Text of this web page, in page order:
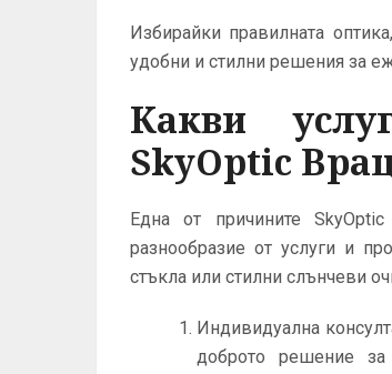
Избирайки правилната
удобни и стилни решения за
Какви
SkyOptic
Една от причините
разнообразие от услуги и
стъкла или стилни слънчеви
Индивидуална
доброто решение